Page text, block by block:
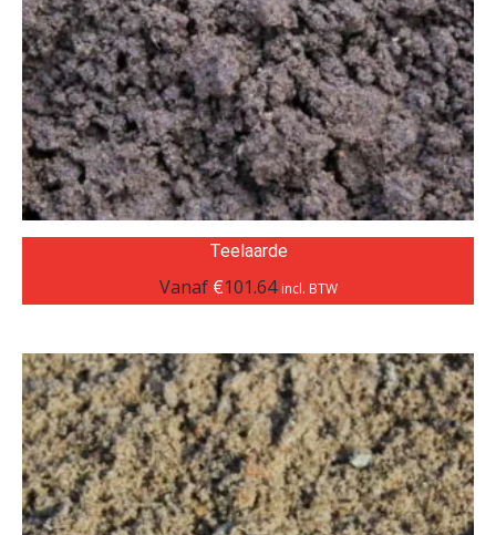
Teelaarde
Vanaf €101.64 incl. BTW